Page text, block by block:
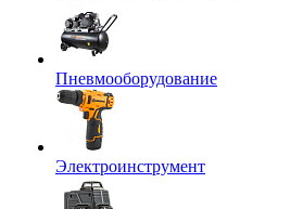
Пневмооборудование
Электроинструмент